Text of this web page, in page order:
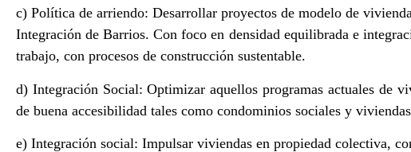
c) Política de arriendo: Desarrollar proyectos de modelo de
Integración de Barrios. Con foco en densidad equilibrada e
trabajo, con procesos de construcción sustentable.
d) Integración Social: Optimizar aquellos programas actuales de
de buena accesibilidad tales como condominios sociales y
e) Integración social: Impulsar viviendas en propiedad colectiva,